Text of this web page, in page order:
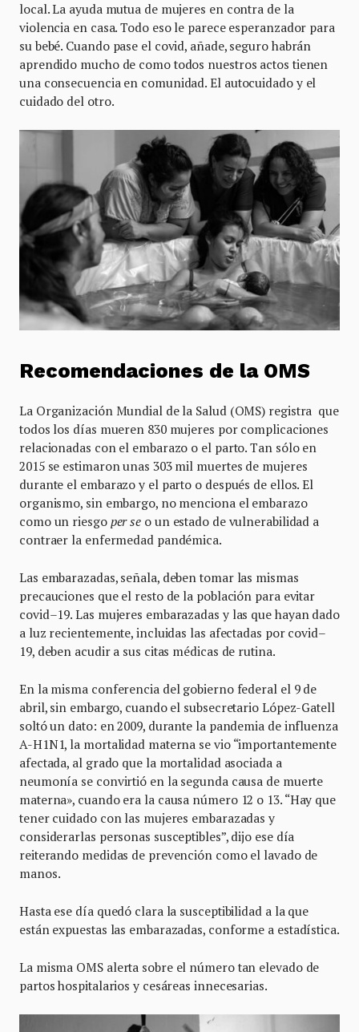
local. La ayuda mutua de mujeres en contra de la
violencia en casa. Todo eso le parece esperanzador para
su bebé. Cuando pase el covid, añade, seguro habrán
aprendido mucho de como todos nuestros actos tienen
una consecuencia en comunidad. El autocuidado y el
cuidado del otro.
Recomendaciones de la OMS
La Organización Mundial de la Salud (OMS) registra que
todos los días mueren 830 mujeres por complicaciones
relacionadas con el embarazo o el parto. Tan sólo en
2015 se estimaron unas 303 mil muertes de mujeres
durante el embarazo y el parto o después de ellos. El
organismo, sin embargo, no menciona el embarazo
como un riesgo per se o un estado de vulnerabilidad a
contraer la enfermedad pandémica.
Las embarazadas, señala, deben tomar las mismas
precauciones que el resto de la población para evitar
covid–19. Las mujeres embarazadas y las que hayan dado
a luz recientemente, incluidas las afectadas por covid–
19, deben acudir a sus citas médicas de rutina.
En la misma conferencia del gobierno federal el 9 de
abril, sin embargo, cuando el subsecretario López-Gatell
soltó un dato: en 2009, durante la pandemia de influenza
A-H1N1, la mortalidad materna se vio “importantemente
afectada, al grado que la mortalidad asociada a
neumonía se convirtió en la segunda causa de muerte
materna», cuando era la causa número 12 o 13. “Hay que
tener cuidado con las mujeres embarazadas y
considerarlas personas susceptibles”, dijo ese día
reiterando medidas de prevención como el lavado de
manos.
Hasta ese día quedó clara la susceptibilidad a la que
están expuestas las embarazadas, conforme a estadística.
La misma OMS alerta sobre el número tan elevado de
partos hospitalarios y cesáreas innecesarias.